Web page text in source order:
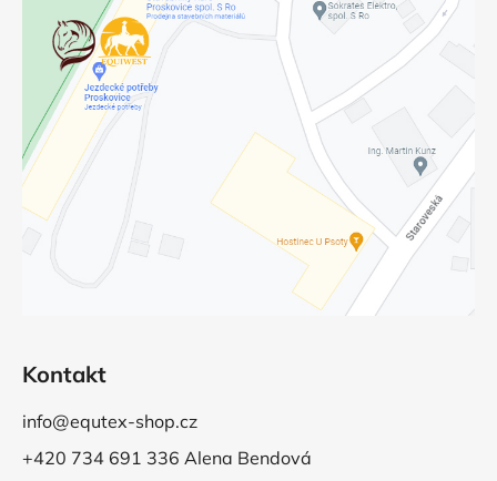
Kontakt
info@equtex-shop.cz
+420 734 691 336 Alena Bendová